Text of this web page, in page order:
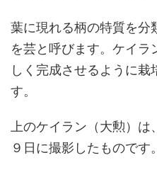
葉に現れる柄の特質を分
を芸と呼びます。ケイラ
しく完成させるように
す。
上のケイラン（大勲）
９日に撮影したものです。